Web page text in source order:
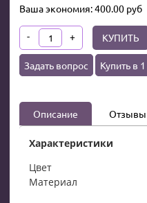
Ваша экономия:400.00 руб
- + КУПИТЬ
Задать вопрос Купить в
Описание Отзывы
Характеристики
Цвет
Материал